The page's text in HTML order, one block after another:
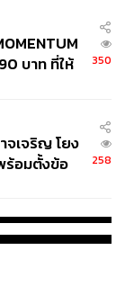
อลลาร์มีมุมมอง
วขึ้นของค่าเงิน
ผลตอบแทน
งบวกต่อแนว
อบกับนักลงทุน
ของหุ้นสหรัฐฯ
Chase
นว่า หุ้นสหรัฐฯ
ระเด็นดัง
บาท ที่ให้
350
จเจริญ โยง
ร้อมตั้งข้อ
258